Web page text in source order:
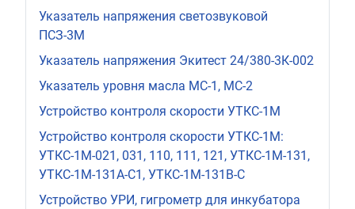
Указатель напряжения светозвуковой
ПСЗ-3М
Указатель напряжения Экитест 24/380-3К-002
Указатель уровня масла МС-1, МС-2
Устройство контроля скорости УТКС-1М
Устройство контроля скорости УТКС-1М:
УТКС-1М-021, 031, 110, 111, 121, УТКС-1М-131,
УТКС-1М-131A-C1, УТКС-1М-131В-С
Устройство УРИ, гигрометр для инкубатора